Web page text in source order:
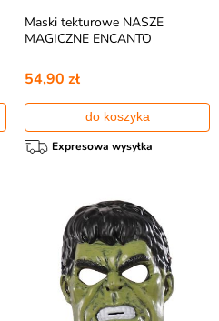
Maski tekturowe NASZE
MAGICZNE ENCANTO
54,90 zł
do koszyka
Expresowa wysyłka